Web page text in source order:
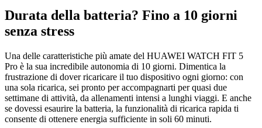
Durata della batteria? Fino a 10 giorni
senza stress
Una delle caratteristiche più amate del HUAWEI WATCH FIT 5
Pro è la sua incredibile autonomia di 10 giorni. Dimentica la
frustrazione di dover ricaricare il tuo dispositivo ogni giorno: con
una sola ricarica, sei pronto per accompagnarti per quasi due
settimane di attività, da allenamenti intensi a lunghi viaggi. E anche
se dovessi esaurire la batteria, la funzionalità di ricarica rapida ti
consente di ottenere energia sufficiente in soli 60 minuti.